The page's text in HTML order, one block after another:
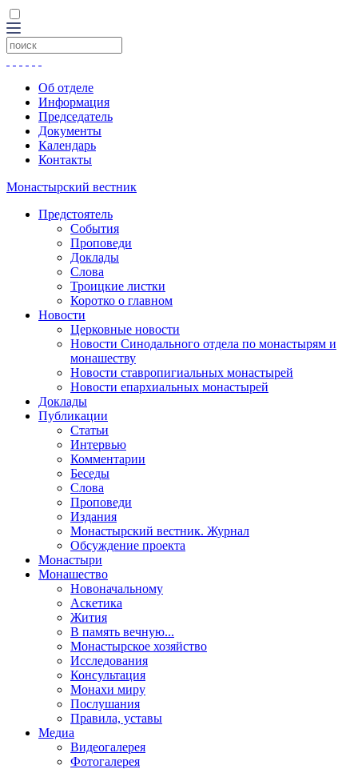
Об отделе
Информация
Председатель
Документы
Календарь
Контакты
Монастырский вестник
Предстоятель
События
Проповеди
Доклады
Слова
Троицкие листки
Коротко о главном
Новости
Церковные новости
Новости Синодального отдела по монастырям и
монашеству
Новости ставропигиальных монастырей
Новости епархиальных монастырей
Доклады
Публикации
Статьи
Интервью
Комментарии
Беседы
Слова
Проповеди
Издания
Монастырский вестник. Журнал
Обсуждение проекта
Монастыри
Монашество
Новоначальному
Аскетика
Жития
В память вечную...
Монастырское хозяйство
Исследования
Консультация
Монахи миру
Послушания
Правила, уставы
Медиа
Видеогалерея
Фотогалерея